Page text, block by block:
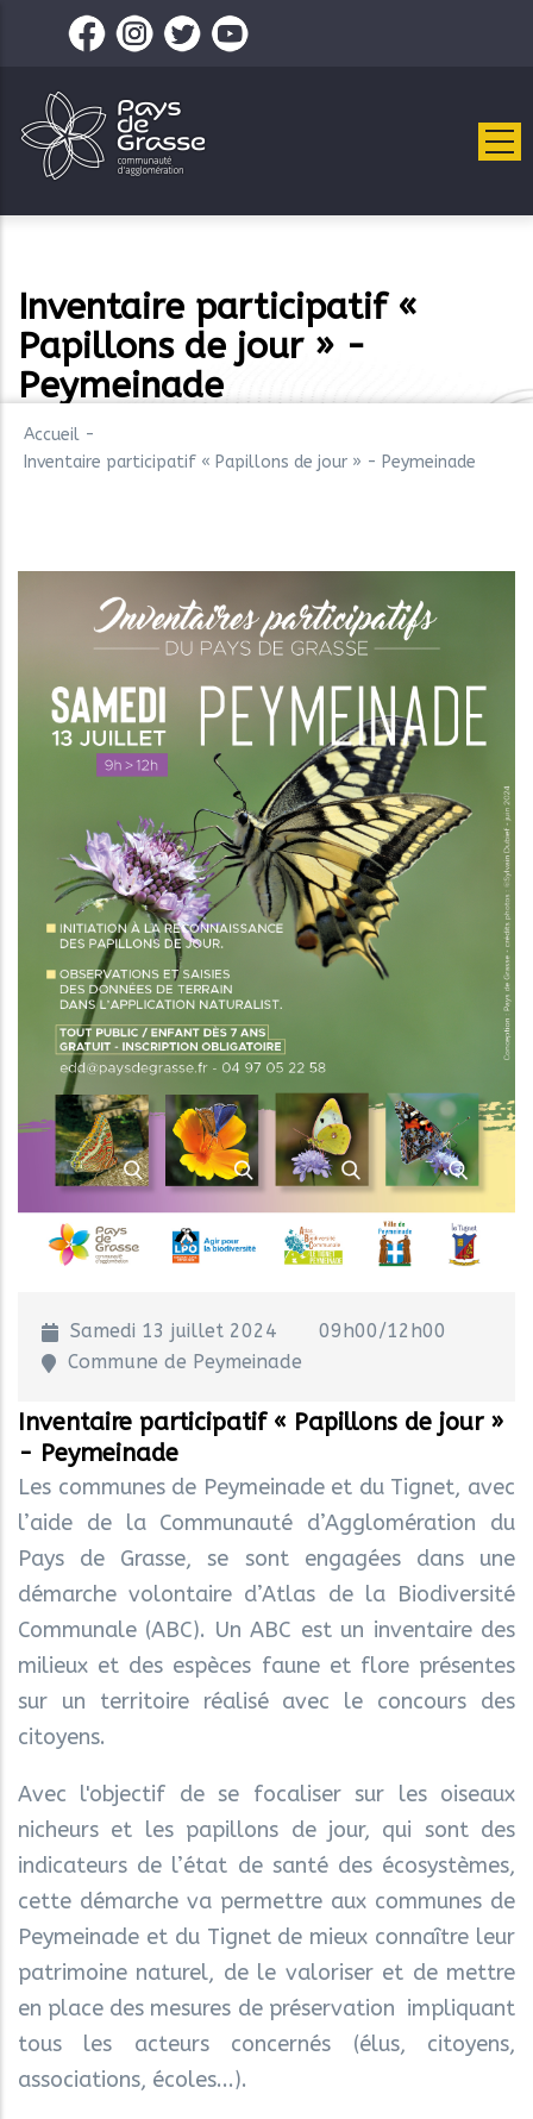
contenu
principal
Inventaire participatif «
Papillons de jour » -
Peymeinade
Accueil -
Inventaire participatif « Papillons de jour » - Peymeinade
Samedi 13 juillet 2024
09h00/12h00
Commune de Peymeinade
Inventaire participatif « Papillons de jour »
- Peymeinade
Les communes de Peymeinade et du Tignet, avec
l’aide de la Communauté d’Agglomération du
Pays de Grasse, se sont engagées dans une
démarche volontaire d’Atlas de la Biodiversité
Communale (ABC). Un ABC est un inventaire des
milieux et des espèces faune et flore présentes
sur un territoire réalisé avec le concours des
citoyens.
Avec l'objectif de se focaliser sur les oiseaux
nicheurs et les papillons de jour, qui sont des
indicateurs de l’état de santé des écosystèmes,
cette démarche va permettre aux communes de
Peymeinade et du Tignet de mieux connaître leur
patrimoine naturel, de le valoriser et de mettre
en place des mesures de préservation impliquant
tous les acteurs concernés (élus, citoyens,
associations, écoles...).